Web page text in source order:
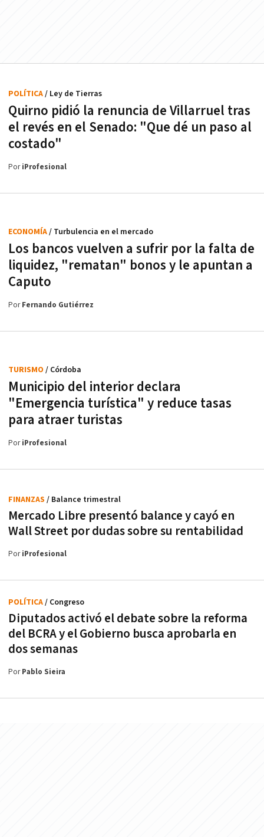
Quirno pidió la renuncia de Villarruel tras
el revés en el Senado: "Que dé un paso al
costado"
POLÍTICA/ Ley de Tierras
PoriProfesional
Los bancos vuelven a sufrir por la falta de
liquidez, "rematan" bonos y le apuntan a
Caputo
ECONOMÍA/ Turbulencia en el mercado
PorFernando Gutiérrez
Municipio del interior declara
"Emergencia turística" y reduce tasas
para atraer turistas
TURISMO / Córdoba
PoriProfesional
Mercado Libre presentó balance y cayó en
Wall Street por dudas sobre su rentabilidad
FINANZAS / Balance trimestral
PoriProfesional
Diputados activó el debate sobre la reforma
del BCRA y el Gobierno busca aprobarla en
dos semanas
POLÍTICA/ Congreso
PorPablo Sieira